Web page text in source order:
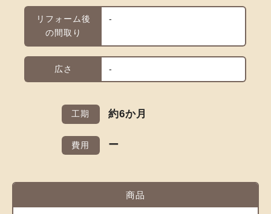
リフォーム後
の間取り
-
広さ -
工期 約6か月
費用 ー
商品